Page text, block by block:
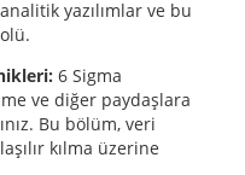
yazılımlar ve bu
6 Sigma
ve diğer paydaşlara
Bu bölüm, veri
kılma üzerine